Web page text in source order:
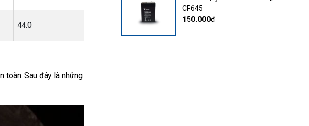
44.0
toàn. Sau đây là những
CP645
150.000đ